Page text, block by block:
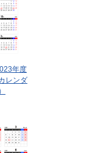
年度
レンダ